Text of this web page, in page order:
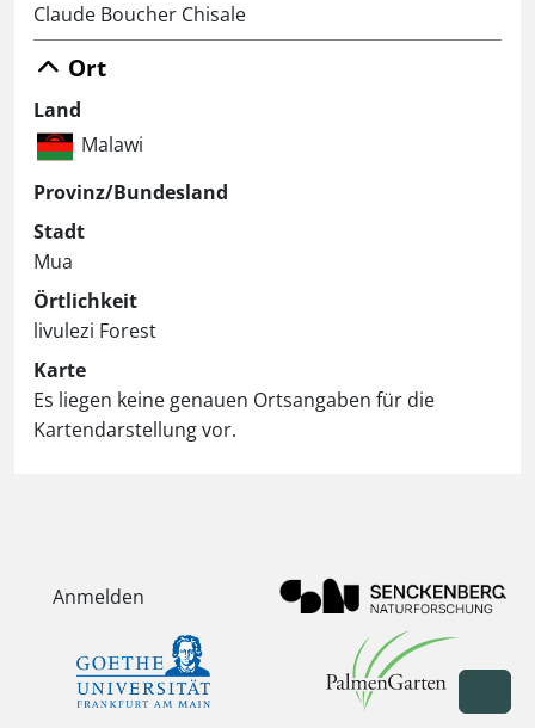
Claude Boucher Chisale
Ort
Land
Malawi
Provinz/Bundesland
Stadt
Mua
Örtlichkeit
livulezi Forest
Karte
Es liegen keine genauen Ortsangaben für die
Kartendarstellung vor.
Anmelden